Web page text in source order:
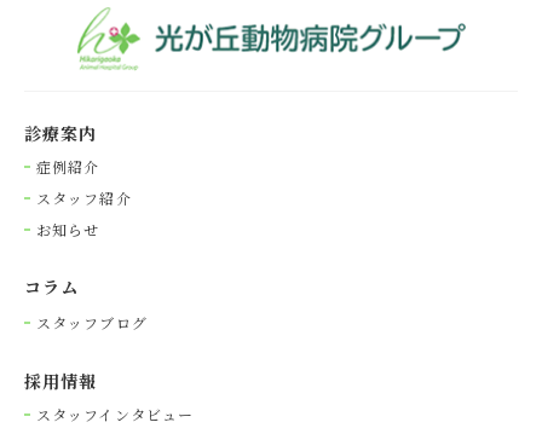
診療案内
症例紹介
スタッフ紹介
お知らせ
コラム
スタッフブログ
採⽤情報
スタッフインタビュー